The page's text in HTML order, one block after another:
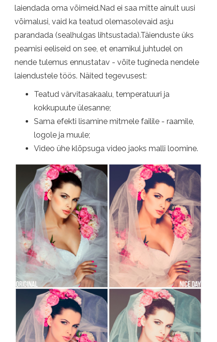
laiendada oma võimeid.Nad ei saa mitte ainult uusi
võimalusi, vaid ka teatud olemasolevaid asju
parandada (sealhulgas lihtsustada).Täienduste üks
peamisi eeliseid on see, et enamikul juhtudel on
nende tulemus ennustatav - võite tugineda nendele
laiendustele töös. Näited tegevusest:
Teatud värvitasakaalu, temperatuuri ja
kokkupuute ülesanne;
Sama efekti lisamine mitmele failile - raamile,
logole ja muule;
Video ühe klõpsuga video jaoks malli loomine.